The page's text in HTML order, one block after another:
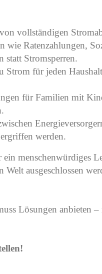
vollständigen
wie Ratenzahlungen,
statt Stromsperren.
Strom für jeden
für Familien mit
werden.
ein menschenwürdiges
ausgeschlossen
Lösungen anbieten